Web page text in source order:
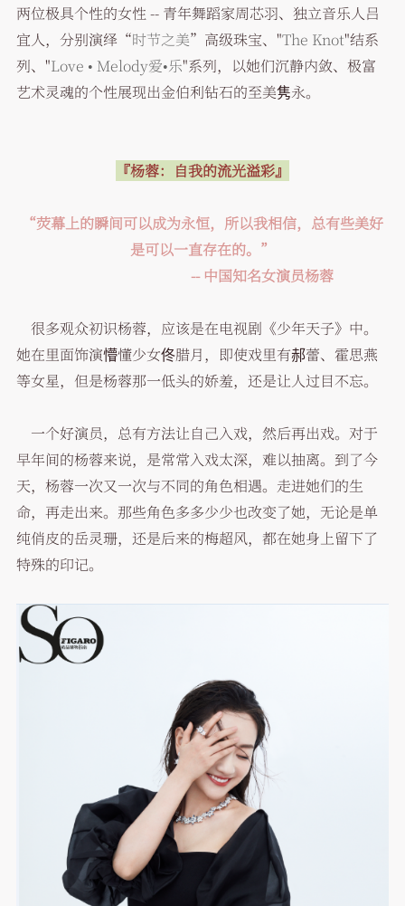
两位极具个性的女性 -- 青年舞蹈家周芯羽、独立音乐人吕
宜人，分别演绎“时节之美”高级珠宝、"The Knot"结系
列、"Love • Melody爱•乐"系列，以她们沉静内敛、极富
艺术灵魂的个性展现出金伯利钻石的至美隽永。
『杨蓉： 自我的流光溢彩』
“荧幕上的瞬间可以成为永恒，所以我相信，总有些美好
是可以一直存在的。”
-- 中国知名女演员杨蓉
很多观众初识杨蓉，应该是在电视剧《少年天子》中。
她在里面饰演懵懂少女佟腊月，即使戏里有郝蕾、霍思燕
等女星，但是杨蓉那一低头的娇羞，还是让人过目不忘。
一个好演员，总有方法让自己入戏，然后再出戏。对于
早年间的杨蓉来说，是常常入戏太深，难以抽离。到了今
天，杨蓉一次又一次与不同的角色相遇。走进她们的生
命，再走出来。那些角色多多少少也改变了她，无论是单
纯俏皮的岳灵珊，还是后来的梅超风，都在她身上留下了
特殊的印记。